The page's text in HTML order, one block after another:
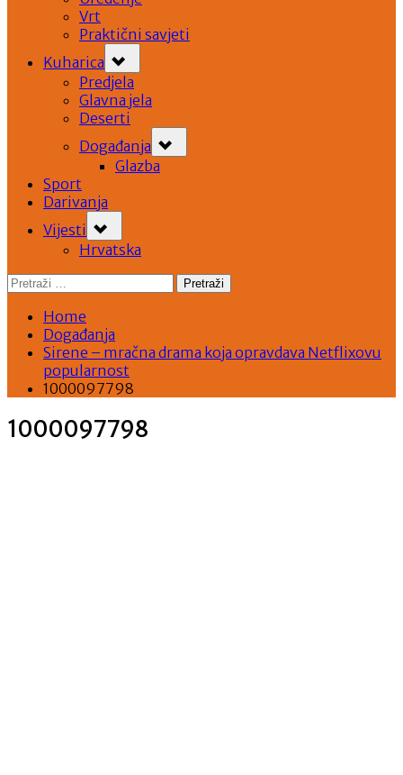
Vrt
Praktični savjeti
Kuharica
sub-
menu
Predjela
Glavna jela
Deserti
Događanja
sub-
menu
Glazba
Sport
Darivanja
Vijesti
sub-
menu
Hrvatska
Pretraži:
Home
Događanja
Sirene – mračna drama koja opravdava Netflixovu
popularnost
1000097798
1000097798